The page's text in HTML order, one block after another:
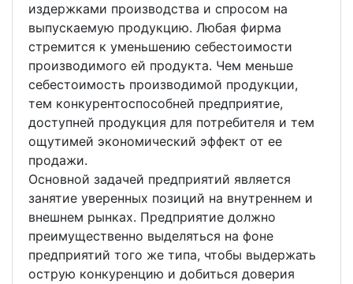
издержками производства и спросом на
выпускаемую продукцию. Любая фирма
стремится к уменьшению себестоимости
производимого ей продукта. Чем меньше
себестоимость производимой продукции,
тем конкурентоспособней предприятие,
доступней продукция для потребителя и тем
ощутимей экономический эффект от ее
продажи.
Основной задачей предприятий является
занятие уверенных позиций на внутреннем и
внешнем рынках. Предприятие должно
преимущественно выделяться на фоне
предприятий того же типа, чтобы выдержать
острую конкуренцию и добиться доверия